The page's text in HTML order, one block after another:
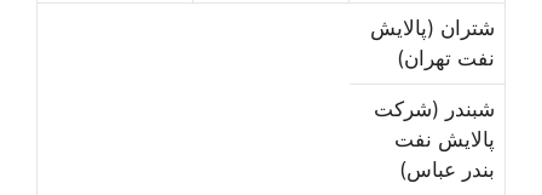
شتران (پالایش
نفت تهران)
شبندر (شرکت
پالایش نفت
بندر عباس)